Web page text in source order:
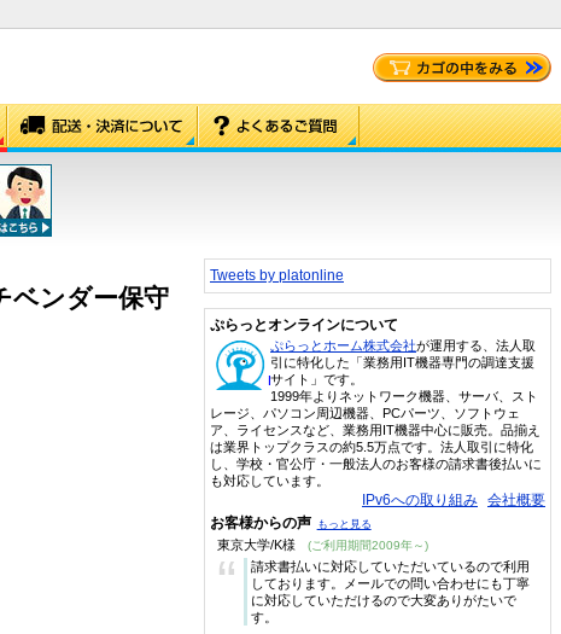
ンダー保守
Tweets by platonline
ぷらっとオンラインについて
ぷらっとホーム株式会社が運用する、法人取
引に特化した「業務用IT機器専門の調達支援
サイト」です。
1999年よりネットワーク機器、サーバ、スト
レージ、パソコン周辺機器、PCパーツ、ソフトウェ
ア、ライセンスなど、業務用IT機器中心に販売。品揃え
は業界トップクラスの約5.5万点です。法人取引に特化
し、学校・官公庁・一般法人のお客様の請求書後払いに
も対応しています。
IPv6への取り組み 会社概要
お客様からの声 もっと見る
東京大学/K様 (ご利用期間2009年～)
“
請求書払いに対応していただいているので利用
しております。メールでの問い合わせにも丁寧
に対応していただけるので大変ありがたいで
す。